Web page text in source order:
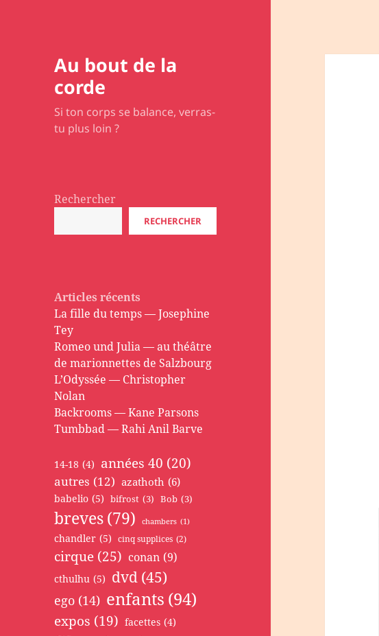
Au bout de la
corde
Si ton corps se balance, verras-
tu plus loin ?
Rechercher
RECHERCHER
Articles récents
La fille du temps — Josephine
Tey
Romeo und Julia — au théâtre
de marionnettes de Salzbourg
L’Odyssée — Christopher
Nolan
Backrooms — Kane Parsons
Tumbbad — Rahi Anil Barve
14-18 (4) années 40 (20)
autres (12) azathoth (6)
babelio (5) bifrost (3) Bob (3)
breves(79) chambers (1)
chandler (5) cinq supplices (2)
cirque (25) conan (9)
cthulhu (5) dvd (45)
ego (14) enfants (94)
expos (19) facettes (4)